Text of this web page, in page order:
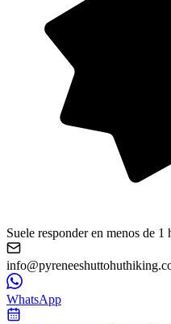
Suele responder en menos de 1
WhatsApp